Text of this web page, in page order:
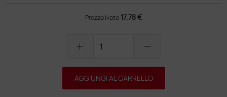
Prezzo ivato 17,78 €
add remove
AGGIUNGI AL CARRELLO